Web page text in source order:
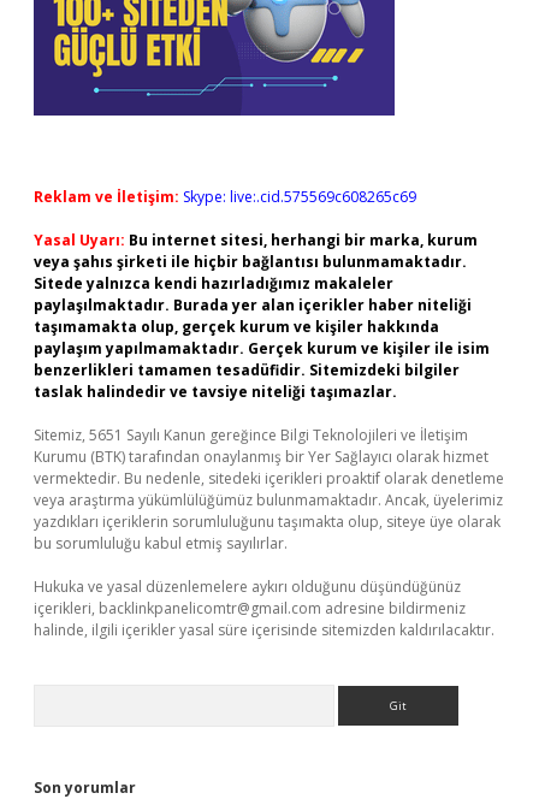
Reklam ve İletişim: Skype: live:.cid.575569c608265c69
Yasal Uyarı: Bu internet sitesi, herhangi bir marka, kurum
veya şahıs şirketi ile hiçbir bağlantısı bulunmamaktadır.
Sitede yalnızca kendi hazırladığımız makaleler
paylaşılmaktadır. Burada yer alan içerikler haber niteliği
taşımamakta olup, gerçek kurum ve kişiler hakkında
paylaşım yapılmamaktadır. Gerçek kurum ve kişiler ile isim
benzerlikleri tamamen tesadüfidir. Sitemizdeki bilgiler
taslak halindedir ve tavsiye niteliği taşımazlar.
Sitemiz, 5651 Sayılı Kanun gereğince Bilgi Teknolojileri ve İletişim
Kurumu (BTK) tarafından onaylanmış bir Yer Sağlayıcı olarak hizmet
vermektedir. Bu nedenle, sitedeki içerikleri proaktif olarak denetleme
veya araştırma yükümlülüğümüz bulunmamaktadır. Ancak, üyelerimiz
yazdıkları içeriklerin sorumluluğunu taşımakta olup, siteye üye olarak
bu sorumluluğu kabul etmiş sayılırlar.
Hukuka ve yasal düzenlemelere aykırı olduğunu düşündüğünüz
içerikleri, backlinkpanelicomtr@gmail.com adresine bildirmeniz
halinde, ilgili içerikler yasal süre içerisinde sitemizden kaldırılacaktır.
Son yorumlar